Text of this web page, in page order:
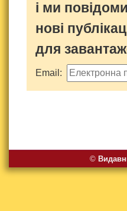
і ми
нові
для
Email:
©